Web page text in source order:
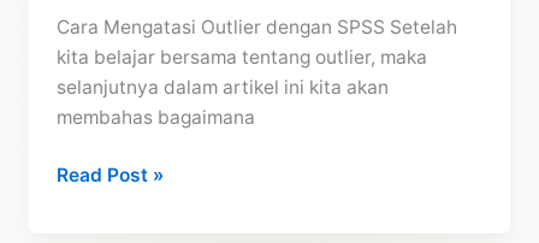
Cara Mengatasi Outlier dengan SPSS Setelah
kita belajar bersama tentang outlier, maka
selanjutnya dalam artikel ini kita akan
membahas bagaimana
Tutorial
Read Post »